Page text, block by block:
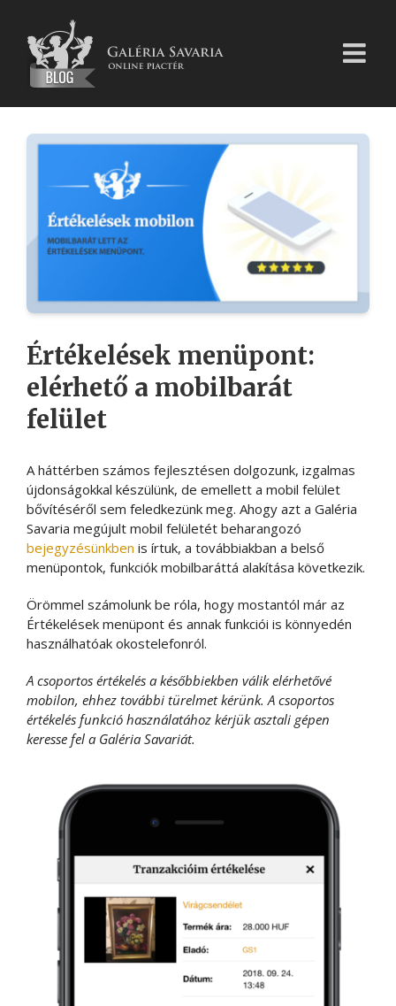
Értékelések menüpont:
elérhető a mobilbarát
felület
A háttérben számos fejlesztésen dolgozunk, izgalmas
újdonságokkal készülünk, de emellett a mobil felület
bővítéséről sem feledkezünk meg. Ahogy azt a Galéria
Savaria megújult mobil felületét beharangozó
bejegyzésünkben is írtuk, a továbbiakban a belső
menüpontok, funkciók mobilbaráttá alakítása következik.
Örömmel számolunk be róla, hogy mostantól már az
Értékelések menüpont és annak funkciói is könnyedén
használhatóak okostelefonról.
A csoportos értékelés a későbbiekben válik elérhetővé
mobilon, ehhez további türelmet kérünk. A csoportos
értékelés funkció használatához kérjük asztali gépen
keresse fel a Galéria Savariát.